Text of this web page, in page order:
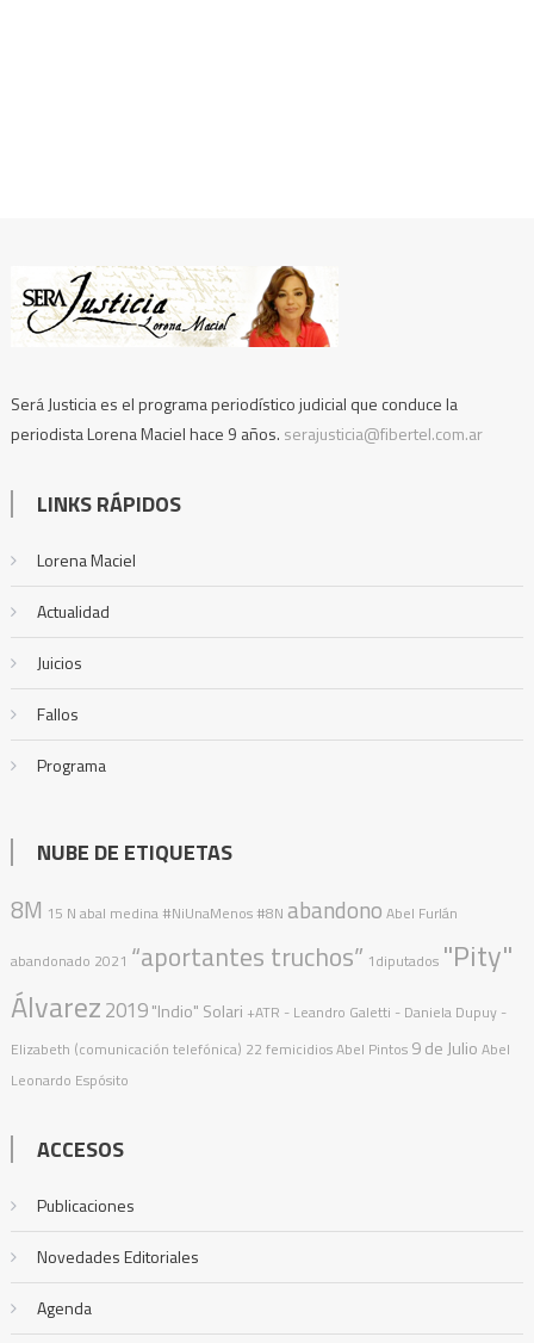
Será Justicia es el programa periodístico judicial que conduce la
periodista Lorena Maciel hace 9 años. serajusticia@fibertel.com.ar
LINKS RÁPIDOS
Lorena Maciel
Actualidad
Juicios
Fallos
Programa
NUBE DE ETIQUETAS
8M 15 N abal medina #NiUnaMenos #8N abandono Abel Furlán
abandonado 2021 “aportantes truchos” 1diputados "Pity"
Álvarez2019"Indio" Solari +ATR - Leandro Galetti - Daniela Dupuy -
Elizabeth (comunicación telefónica) 22 femicidiosAbel Pintos 9 de Julio Abel
Leonardo Espósito
ACCESOS
Publicaciones
Novedades Editoriales
Agenda